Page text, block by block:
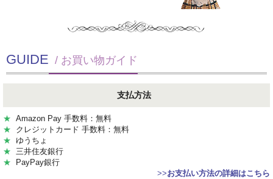
GUIDE / お買い物ガイド
支払方法
★ Amazon Pay 手数料：無料
★ クレジットカード 手数料：無料
★ ゆうちょ
★ 三井住友銀行
★ PayPay銀行
>>お支払い方法の詳細はこちら